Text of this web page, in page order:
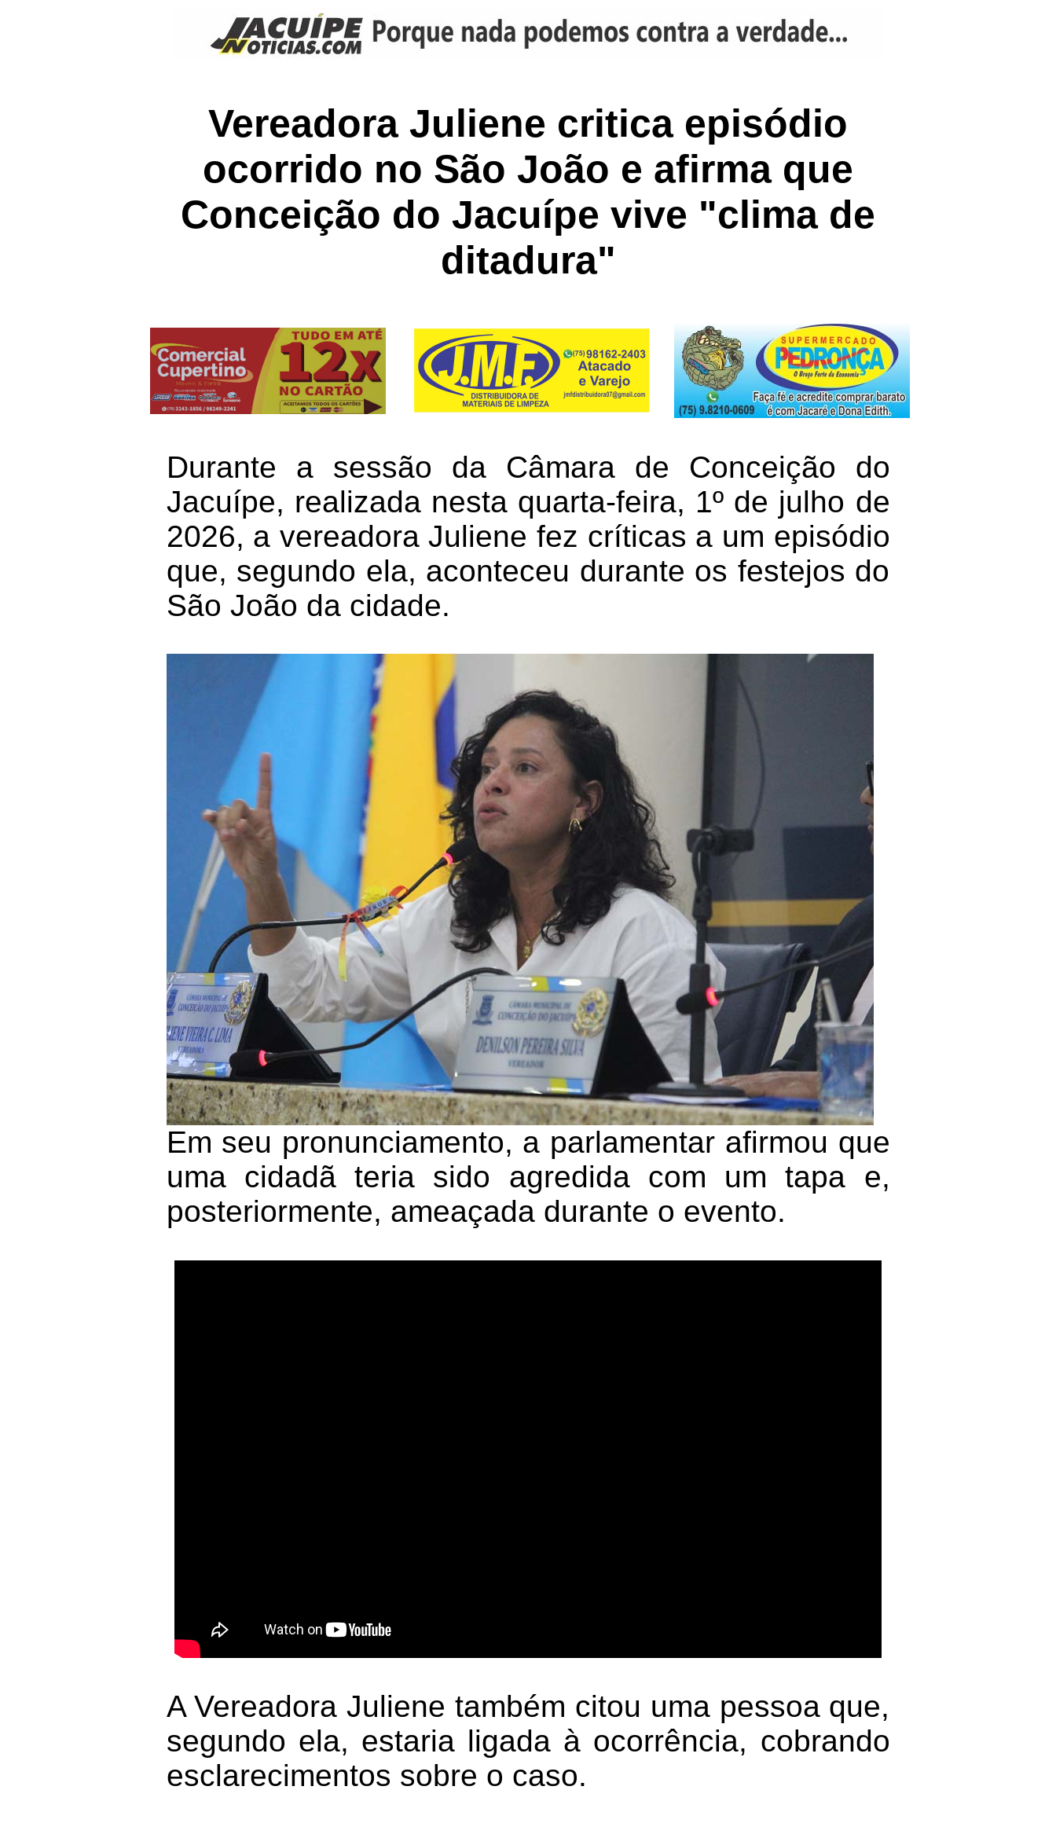
Vereadora Juliene critica episódio
ocorrido no São João e afirma que
Conceição do Jacuípe vive "clima de
ditadura"
Durante a sessão da Câmara de Conceição do
Jacuípe, realizada nesta quarta-feira, 1º de julho de
2026, a vereadora Juliene fez críticas a um episódio
que, segundo ela, aconteceu durante os festejos do
São João da cidade.
Em seu pronunciamento, a parlamentar afirmou que
uma cidadã teria sido agredida com um tapa e,
posteriormente, ameaçada durante o evento.
A Vereadora Juliene também citou uma pessoa que,
segundo ela, estaria ligada à ocorrência, cobrando
esclarecimentos sobre o caso.